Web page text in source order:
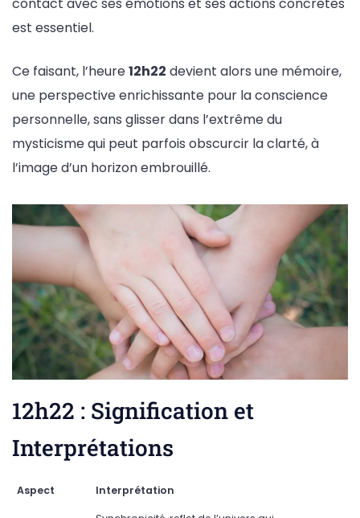
est essentiel.
Ce faisant, l’heure12h22 devient alors une mémoire,
une perspective enrichissante pour la conscience
personnelle, sans glisser dans l’extrême du
mysticisme qui peut parfois obscurcir la clarté, à
l’image d’un horizon embrouillé.
12h22 : Signification et
Interprétations
Aspect Interprétation